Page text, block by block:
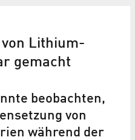
Lithium-
gemacht
beobachten,
von
während der